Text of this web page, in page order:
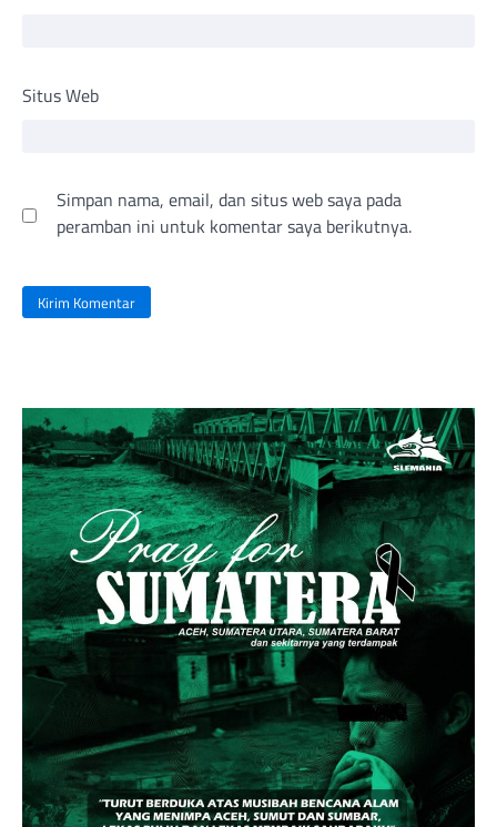
Situs Web
Simpan nama, email, dan situs web saya pada
peramban ini untuk komentar saya berikutnya.